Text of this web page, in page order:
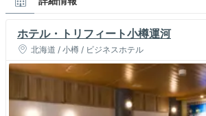
ホテル・トリフィート小樽運河
北海道 / 小樽 / ビジネスホテル